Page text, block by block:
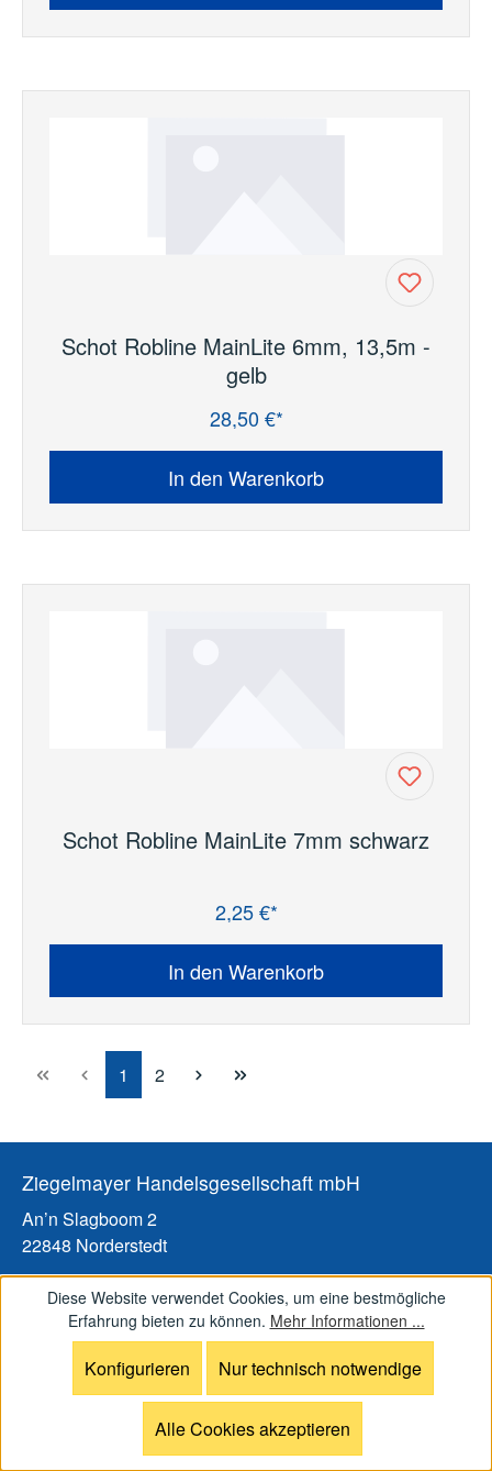
Schot Robline MainLite 6mm, 13,5m -
gelb
28,50 €*
In den Warenkorb
Schot Robline MainLite 7mm schwarz
2,25 €*
In den Warenkorb
Seite
1 Seite
2
Ziegelmayer Handelsgesellschaft mbH
An’n Slagboom 2
22848 Norderstedt
Tel: 040/31 81 3001
Fax: 040/31 81 3005
E-Mail:info@ziegelmayer.shop
www.ziegelmayer.shop
Besuche nur nach Terminabsprache
Diese Website verwendet Cookies, um eine bestmögliche
Erfahrung bieten zu können. Mehr Informationen ...
Nur technisch notwendige
Konfigurieren
Alle Cookies akzeptieren